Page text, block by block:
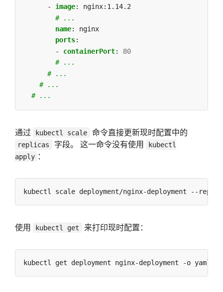
- image:
nginx:1.14.2
# ...
name:
nginx
ports:
- containerPort:
80
# ...
# ...
# ...
# ...
通过 kubectl scale 命令直接更新现时配置中的
replicas 字段。 这一命令没有使用
kubectl
apply ：
kubectl scale deployment/nginx-deployment --
使用 kubectl get 来打印现时配置：